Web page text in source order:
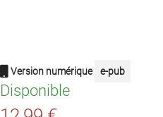
Version numérique e-pub
Disponible